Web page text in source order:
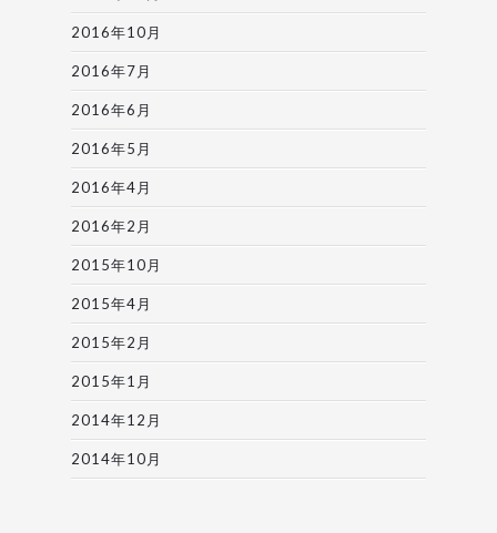
2016年10月
2016年7月
2016年6月
2016年5月
2016年4月
2016年2月
2015年10月
2015年4月
2015年2月
2015年1月
2014年12月
2014年10月